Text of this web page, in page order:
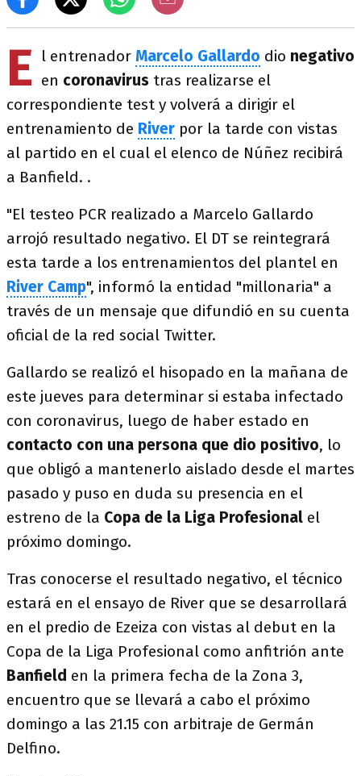
E l entrenador Marcelo Gallardo dio negativo
en coronavirus tras realizarse el
correspondiente test y volverá a dirigir el
entrenamiento de River por la tarde con vistas
al partido en el cual el elenco de Núñez recibirá
a Banfield. .
"El testeo PCR realizado a Marcelo Gallardo
arrojó resultado negativo. El DT se reintegrará
esta tarde a los entrenamientos del plantel en
River Camp", informó la entidad "millonaria" a
través de un mensaje que difundió en su cuenta
oficial de la red social Twitter.
Gallardo se realizó el hisopado en la mañana de
este jueves para determinar si estaba infectado
con coronavirus, luego de haber estado en
contacto con una persona que dio positivo, lo
que obligó a mantenerlo aislado desde el martes
pasado y puso en duda su presencia en el
estreno de la Copa de la Liga Profesional el
próximo domingo.
Tras conocerse el resultado negativo, el técnico
estará en el ensayo de River que se desarrollará
en el predio de Ezeiza con vistas al debut en la
Copa de la Liga Profesional como anfitrión ante
Banfield en la primera fecha de la Zona 3,
encuentro que se llevará a cabo el próximo
domingo a las 21.15 con arbitraje de Germán
Delfino.